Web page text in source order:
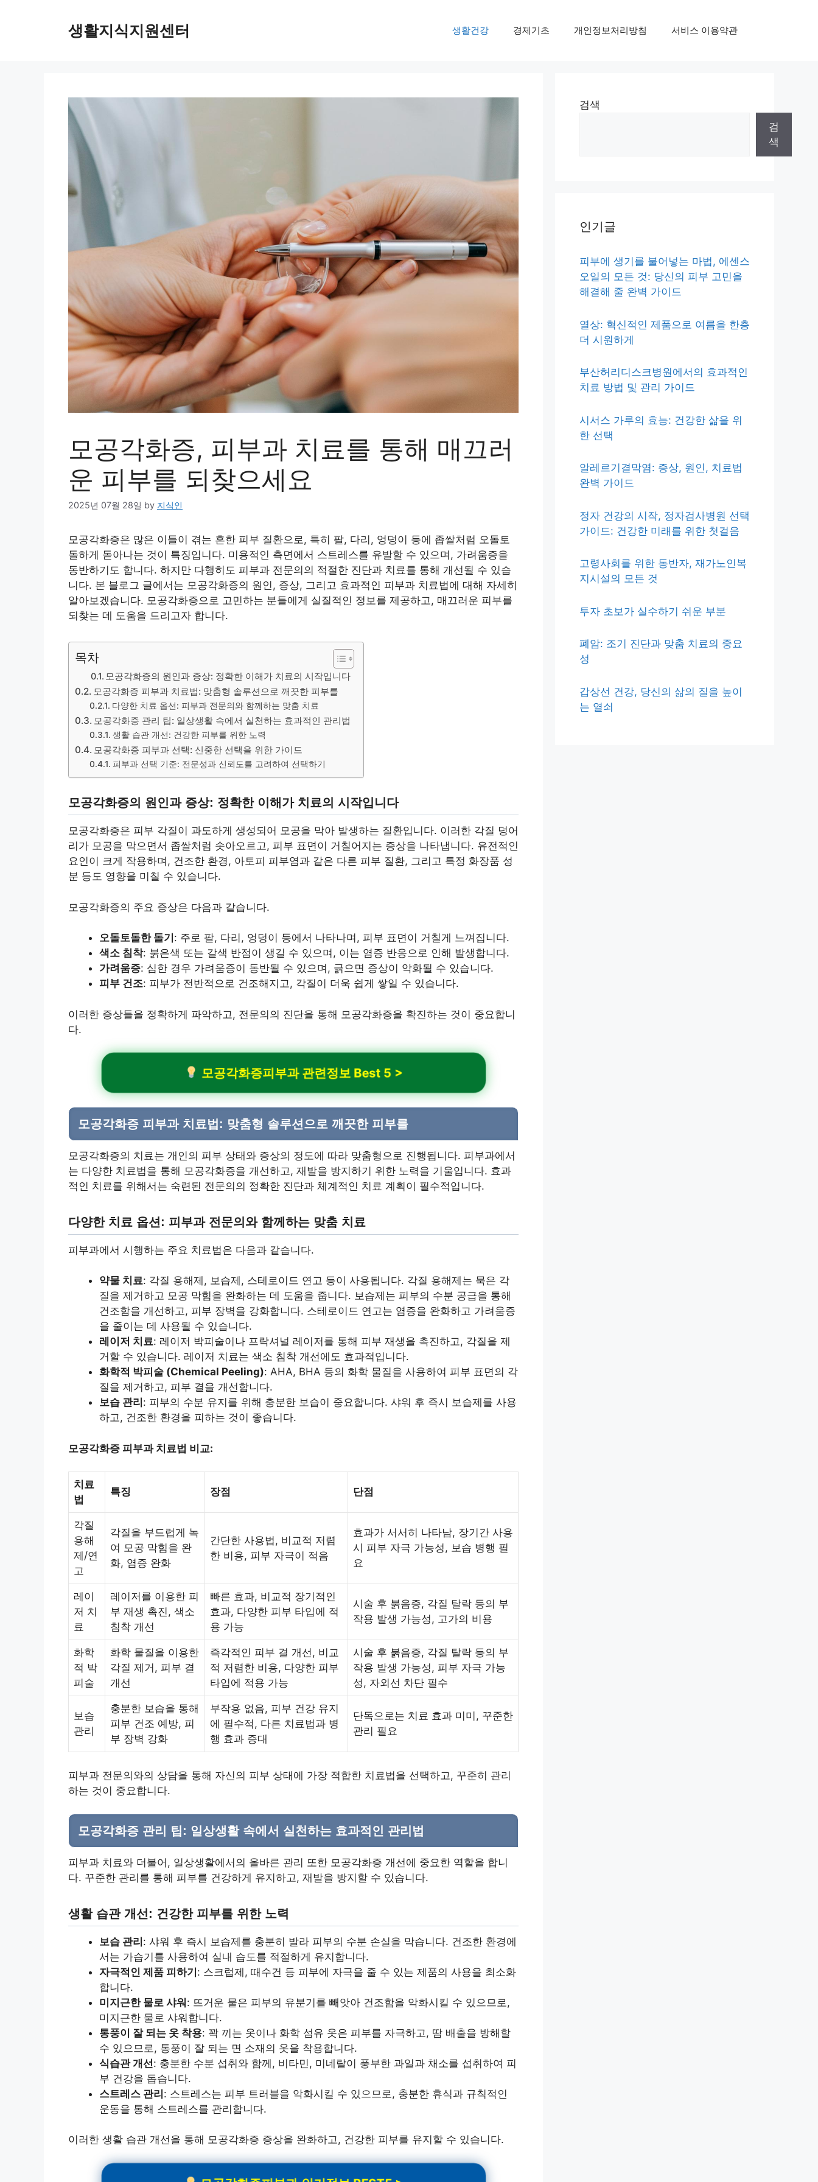
생활지식지원센터 생활건강 경제기초 개인정보처리방침 서비스 이용약관
모공각화증, 피부과 치료를 통해 매끄러
운 피부를 되찾으세요
2025년 07월 28일 by 지식인
모공각화증은 많은 이들이 겪는 흔한 피부 질환으로, 특히 팔, 다리, 엉덩이 등에 좁쌀처럼 오돌토
돌하게 돋아나는 것이 특징입니다. 미용적인 측면에서 스트레스를 유발할 수 있으며, 가려움증을
동반하기도 합니다. 하지만 다행히도 피부과 전문의의 적절한 진단과 치료를 통해 개선될 수 있습
니다. 본 블로그 글에서는 모공각화증의 원인, 증상, 그리고 효과적인 피부과 치료법에 대해 자세히
알아보겠습니다. 모공각화증으로 고민하는 분들에게 실질적인 정보를 제공하고, 매끄러운 피부를
되찾는 데 도움을 드리고자 합니다.
목차
모공각화증의 원인과 증상: 정확한 이해가 치료의 시작입니다
모공각화증 피부과 치료법: 맞춤형 솔루션으로 깨끗한 피부를
다양한 치료 옵션: 피부과 전문의와 함께하는 맞춤 치료
모공각화증 관리 팁: 일상생활 속에서 실천하는 효과적인 관리법
생활 습관 개선: 건강한 피부를 위한 노력
모공각화증 피부과 선택: 신중한 선택을 위한 가이드
피부과 선택 기준: 전문성과 신뢰도를 고려하여 선택하기
모공각화증의 원인과 증상: 정확한 이해가 치료의 시작입니다
모공각화증은 피부 각질이 과도하게 생성되어 모공을 막아 발생하는 질환입니다. 이러한 각질 덩어
리가 모공을 막으면서 좁쌀처럼 솟아오르고, 피부 표면이 거칠어지는 증상을 나타냅니다. 유전적인
요인이 크게 작용하며, 건조한 환경, 아토피 피부염과 같은 다른 피부 질환, 그리고 특정 화장품 성
분 등도 영향을 미칠 수 있습니다.
모공각화증의 주요 증상은 다음과 같습니다.
오돌토돌한 돌기 : 주로 팔, 다리, 엉덩이 등에서 나타나며, 피부 표면이 거칠게 느껴집니다.
색소 침착: 붉은색 또는 갈색 반점이 생길 수 있으며, 이는 염증 반응으로 인해 발생합니다.
가려움증: 심한 경우 가려움증이 동반될 수 있으며, 긁으면 증상이 악화될 수 있습니다.
피부 건조: 피부가 전반적으로 건조해지고, 각질이 더욱 쉽게 쌓일 수 있습니다.
이러한 증상들을 정확하게 파악하고, 전문의의 진단을 통해 모공각화증을 확진하는 것이 중요합니
다.
모공각화증피부과 관련정보 Best 5 >
모공각화증 피부과 치료법: 맞춤형 솔루션으로 깨끗한 피부를
모공각화증의 치료는 개인의 피부 상태와 증상의 정도에 따라 맞춤형으로 진행됩니다. 피부과에서
는 다양한 치료법을 통해 모공각화증을 개선하고, 재발을 방지하기 위한 노력을 기울입니다. 효과
적인 치료를 위해서는 숙련된 전문의의 정확한 진단과 체계적인 치료 계획이 필수적입니다.
다양한 치료 옵션: 피부과 전문의와 함께하는 맞춤 치료
피부과에서 시행하는 주요 치료법은 다음과 같습니다.
약물 치료: 각질 용해제, 보습제, 스테로이드 연고 등이 사용됩니다. 각질 용해제는 묵은 각
질을 제거하고 모공 막힘을 완화하는 데 도움을 줍니다. 보습제는 피부의 수분 공급을 통해
건조함을 개선하고, 피부 장벽을 강화합니다. 스테로이드 연고는 염증을 완화하고 가려움증
을 줄이는 데 사용될 수 있습니다.
레이저 치료: 레이저 박피술이나 프락셔널 레이저를 통해 피부 재생을 촉진하고, 각질을 제
거할 수 있습니다. 레이저 치료는 색소 침착 개선에도 효과적입니다.
화학적 박피술 (Chemical Peeling): AHA, BHA 등의 화학 물질을 사용하여 피부 표면의 각
질을 제거하고, 피부 결을 개선합니다.
보습 관리 : 피부의 수분 유지를 위해 충분한 보습이 중요합니다. 샤워 후 즉시 보습제를 사용
하고, 건조한 환경을 피하는 것이 좋습니다.
모공각화증 피부과 치료법 비교:
치료
법
특징 장점 단점
각질
용해
제/연
고
각질을 부드럽게 녹
여 모공 막힘을 완
화, 염증 완화
간단한 사용법, 비교적 저렴
한 비용, 피부 자극이 적음
효과가 서서히 나타남, 장기간 사용
시 피부 자극 가능성, 보습 병행 필
요
레이
저 치
료
레이저를 이용한 피
부 재생 촉진, 색소
침착 개선
빠른 효과, 비교적 장기적인
효과, 다양한 피부 타입에 적
용 가능
시술 후 붉음증, 각질 탈락 등의 부
작용 발생 가능성, 고가의 비용
화학
적 박
피술
화학 물질을 이용한
각질 제거, 피부 결
개선
즉각적인 피부 결 개선, 비교
적 저렴한 비용, 다양한 피부
타입에 적용 가능
시술 후 붉음증, 각질 탈락 등의 부
작용 발생 가능성, 피부 자극 가능
성, 자외선 차단 필수
보습
관리
충분한 보습을 통해
피부 건조 예방, 피
부 장벽 강화
부작용 없음, 피부 건강 유지
에 필수적, 다른 치료법과 병
행 효과 증대
단독으로는 치료 효과 미미, 꾸준한
관리 필요
피부과 전문의와의 상담을 통해 자신의 피부 상태에 가장 적합한 치료법을 선택하고, 꾸준히 관리
하는 것이 중요합니다.
모공각화증 관리 팁: 일상생활 속에서 실천하는 효과적인 관리법
피부과 치료와 더불어, 일상생활에서의 올바른 관리 또한 모공각화증 개선에 중요한 역할을 합니
다. 꾸준한 관리를 통해 피부를 건강하게 유지하고, 재발을 방지할 수 있습니다.
생활 습관 개선: 건강한 피부를 위한 노력
보습 관리: 샤워 후 즉시 보습제를 충분히 발라 피부의 수분 손실을 막습니다. 건조한 환경에
서는 가습기를 사용하여 실내 습도를 적절하게 유지합니다.
자극적인 제품 피하기: 스크럽제, 때수건 등 피부에 자극을 줄 수 있는 제품의 사용을 최소화
합니다.
미지근한 물로 샤워: 뜨거운 물은 피부의 유분기를 빼앗아 건조함을 악화시킬 수 있으므로,
미지근한 물로 샤워합니다.
통풍이 잘 되는 옷 착용: 꽉 끼는 옷이나 화학 섬유 옷은 피부를 자극하고, 땀 배출을 방해할
수 있으므로, 통풍이 잘 되는 면 소재의 옷을 착용합니다.
식습관 개선: 충분한 수분 섭취와 함께, 비타민, 미네랄이 풍부한 과일과 채소를 섭취하여 피
부 건강을 돕습니다.
스트레스 관리: 스트레스는 피부 트러블을 악화시킬 수 있으므로, 충분한 휴식과 규칙적인
운동을 통해 스트레스를 관리합니다.
이러한 생활 습관 개선을 통해 모공각화증 증상을 완화하고, 건강한 피부를 유지할 수 있습니다.
검색
검
색
인기글
피부에 생기를 불어넣는 마법, 에센스
오일의 모든 것: 당신의 피부 고민을
해결해 줄 완벽 가이드
열상: 혁신적인 제품으로 여름을 한층
더 시원하게
부산허리디스크병원에서의 효과적인
치료 방법 및 관리 가이드
시서스 가루의 효능: 건강한 삶을 위
한 선택
알레르기결막염: 증상, 원인, 치료법
완벽 가이드
정자 건강의 시작, 정자검사병원 선택
가이드: 건강한 미래를 위한 첫걸음
고령사회를 위한 동반자, 재가노인복
지시설의 모든 것
투자 초보가 실수하기 쉬운 부분
폐암: 조기 진단과 맞춤 치료의 중요
성
갑상선 건강, 당신의 삶의 질을 높이
는 열쇠